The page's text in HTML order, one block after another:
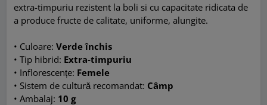
extra-timpuriu rezistent la boli si cu capacitate ridicata de
a produce fructe de calitate, uniforme, alungite.
• Culoare:Verde închis
•Tip hibrid: Extra-timpuriu
• Inflorescențe: Femele
• Sistem de cultură recomandat: Câmp
• Ambalaj: 10 g